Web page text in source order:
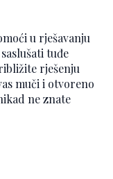
u rješavanju
tuđe
rješenju
muči i otvoreno
ne znate